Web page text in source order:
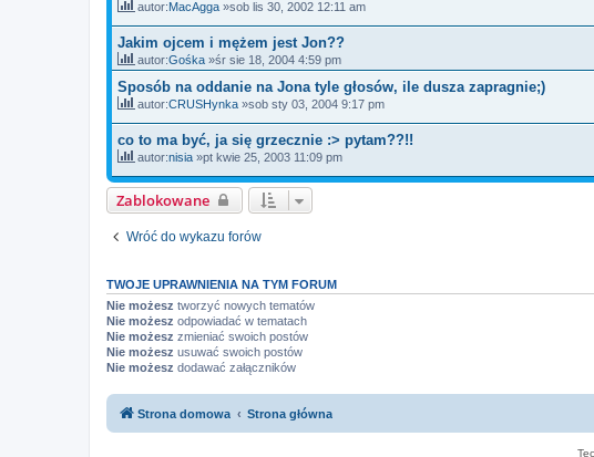
autor:MacAgga »sob lis 30, 2002 12:11 am
Jakim ojcem i mężem jest Jon??
autor:Gośka »śr sie 18, 2004 4:59 pm
Sposób na oddanie na Jona tyle głosów, ile dusza zapragnie;)
autor:CRUSHynka »sob sty 03, 2004 9:17 pm
co to ma być, ja się grzecznie :> pytam??!!
autor:nisia »pt kwie 25, 2003 11:09 pm
Zablokowane
Wróć do wykazu forów
TWOJE UPRAWNIENIA NA TYM FORUM
Nie możesz tworzyć nowych tematów
Nie możesz odpowiadać w tematach
Nie możesz zmieniać swoich postów
Nie możesz usuwać swoich postów
Nie możesz dodawać załączników
Strona domowa Strona główna